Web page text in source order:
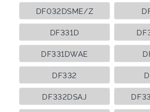
DF032DSME/Z
DF331D
DF331DWAE
DF332
DF332DSAJ